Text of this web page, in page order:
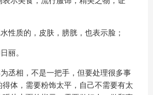
性质的，皮肤，膀胱，也表示脸；
丽。
丞相，不是一把手，但要处理很多事
体，需要粉饰太平，自己不需要有太